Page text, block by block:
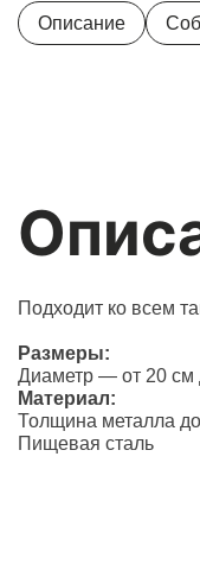
Описание
Подходит ко всем
Размеры:
Диаметр — от 20 см
Материал:
Толщина металла
Пищевая сталь